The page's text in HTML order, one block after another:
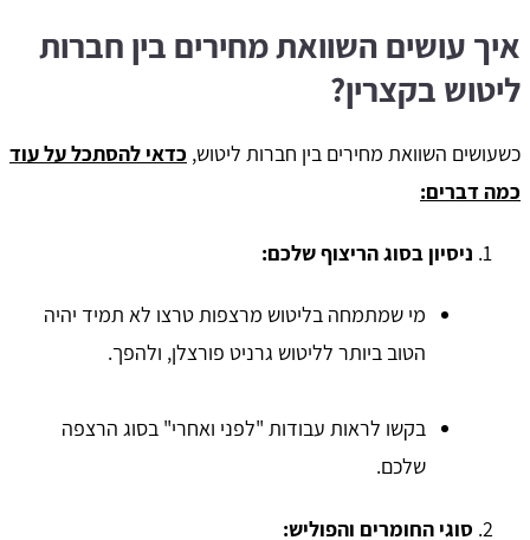
איך עושים השוואת מחירים בין חברות
ליטוש בקצרין?
כשעושים השוואת מחירים בין חברות ליטוש, כדאי להסתכל על עוד
כמה דברים:
ניסיון בסוג הריצוף שלכם:
מי שמתמחה בליטוש מרצפות טרצו לא תמיד יהיה
הטוב ביותר לליטוש גרניט פורצלן, ולהפך.
בקשו לראות עבודות "לפני ואחרי" בסוג הרצפה
שלכם.
סוגי החומרים והפוליש: